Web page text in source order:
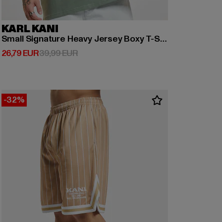
KARL KANI
Small Signature Heavy Jersey Boxy T-Shirt
26,79 EUR
Derzeitiger Preis: 26,79 EUR
39,99 EURAktionspreis: 39,99 EUR
-32%